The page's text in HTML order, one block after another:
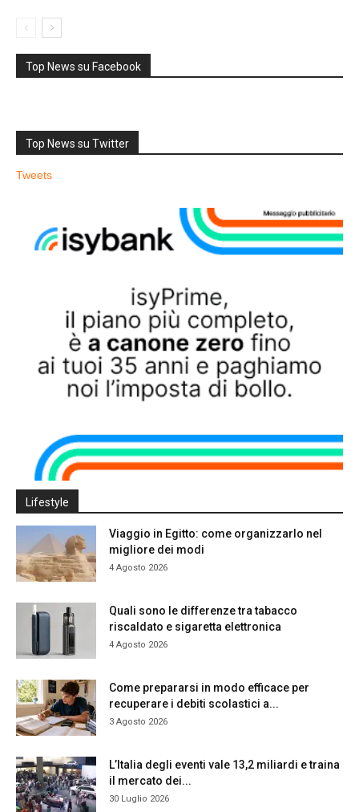
Top News su Facebook
Top News su Twitter
Tweets
Lifestyle
Viaggio in Egitto: come organizzarlo nel
migliore dei modi
4 Agosto 2026
Quali sono le differenze tra tabacco
riscaldato e sigaretta elettronica
4 Agosto 2026
Come prepararsi in modo efficace per
recuperare i debiti scolastici a...
3 Agosto 2026
L’Italia degli eventi vale 13,2 miliardi e traina
il mercato dei...
30 Luglio 2026